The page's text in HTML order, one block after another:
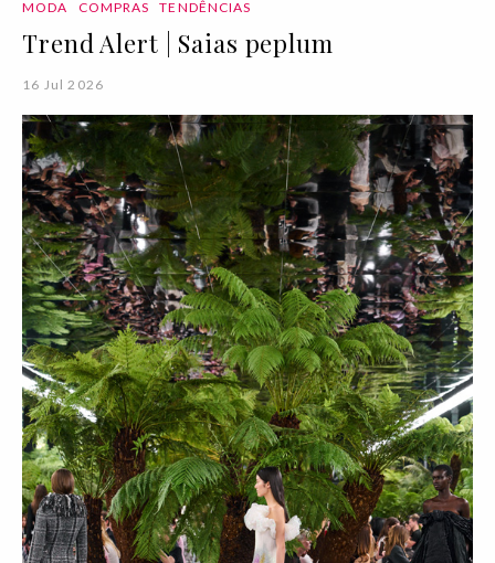
MODA COMPRAS TENDÊNCIAS
Trend Alert | Saias peplum
16 Jul 2026